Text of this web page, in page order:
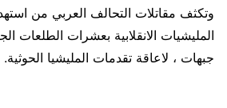
وتكثف مقاتلات التحالف العربي من
المليشيات الانقلابية بعشرات الطلعات
جبهات ، لاعاقة تقدمات المليشيا الحوثية.